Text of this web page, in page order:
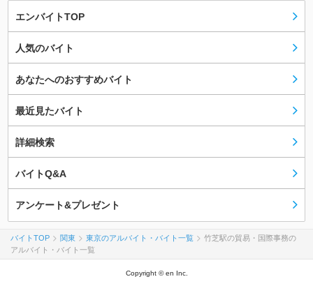
エンバイトTOP
人気のバイト
あなたへのおすすめバイト
最近見たバイト
詳細検索
バイトQ&A
アンケート&プレゼント
バイトTOP 関東 東京のアルバイト・バイト一覧
竹芝駅の貿易・国際事務の
アルバイト・バイト一覧
Copyright © en Inc.